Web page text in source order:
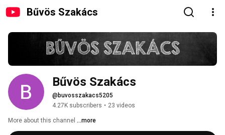
Bűvös Szakács
Bűvös Szakács
@buvosszakacs5205
4.27K subscribers • 23 videos
More about this channel ...more